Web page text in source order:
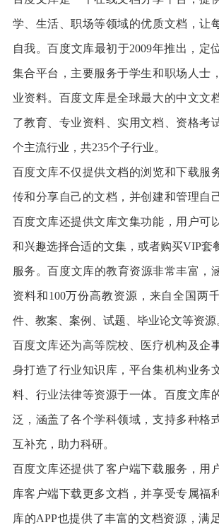
学、生活、职场等领域的优质文档，让
自我。百度文库最初于2009年推出，定
集合平台，主要服务于学生和职场人士
业资料。百度文库是全球最大的中文文
了教育、专业资料、实用文档、资格考
个主流行业，共235个子行业。
百度文库不仅提供文档的浏览和下载服
传和分享自己的文档，并创建和管理自
百度文库还提供文库文集功能，用户可
和兴趣选择合适的文集，或者购买VIP套
服务。百度文库的教育资源非常丰富，
资料和100万份高教资源，来自全国两
件、教案、案例、试题、毕业论文等资源
百度文库还为高等院校、医疗机构及企
身打造了行业知识库，平台集机构业务
料、行业法律等资源于一体。百度文库
泛，涵盖了各个学科领域，支持多种格
互补充，助力科研。
百度文库还提供了客户端下载服务，用
库客户端下载更多文档，并享受专属福
库的APP也提供了丰富的文档资源，满